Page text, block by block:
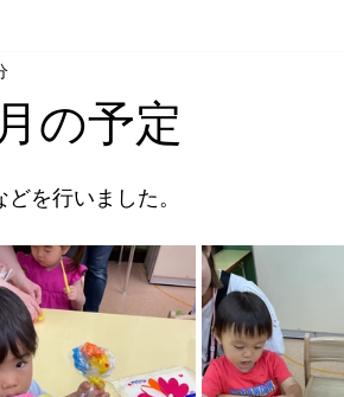
の予定
を行いました。